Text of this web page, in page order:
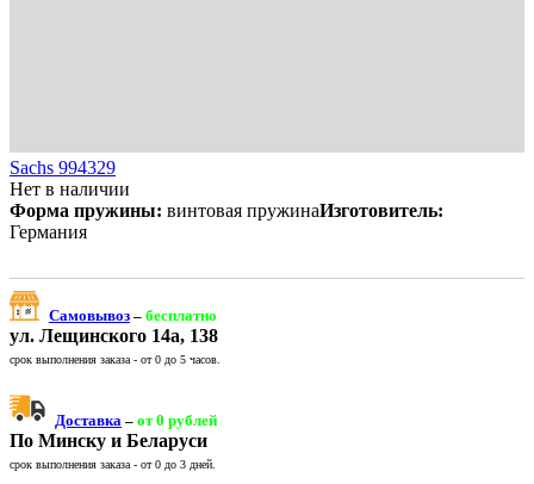
Sachs 994329
Нет в наличии
Форма пружины: винтовая пружинаИзготовитель:
Германия
Самовывоз – бесплатно
ул. Лещинского 14а, 138
срок выполнения заказа - от 0 до 5 часов.
Доставка – от 0 рублей
По Минску и Беларуси
срок выполнения заказа - от 0 до 3 дней.